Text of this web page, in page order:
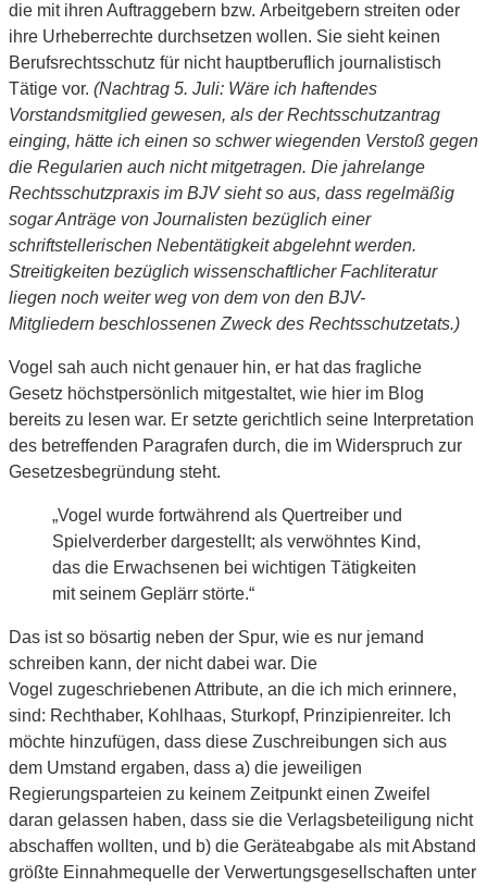
die mit ihren Auftraggebern bzw. Arbeitgebern streiten oder
ihre Urheberrechte durchsetzen wollen. Sie sieht keinen
Berufsrechtsschutz für nicht hauptberuflich journalistisch
Tätige vor. (Nachtrag 5. Juli: Wäre ich haftendes
Vorstandsmitglied gewesen, als der Rechtsschutzantrag
einging, hätte ich einen so schwer wiegenden Verstoß gegen
die Regularien auch nicht mitgetragen. Die jahrelange
Rechtsschutzpraxis im BJV sieht so aus, dass regelmäßig
sogar Anträge von Journalisten bezüglich einer
schriftstellerischen Nebentätigkeit abgelehnt werden.
Streitigkeiten bezüglich wissenschaftlicher Fachliteratur
liegen noch weiter weg von dem von den BJV-
Mitgliedern beschlossenen Zweck des Rechtsschutzetats.)
Vogel sah auch nicht genauer hin, er hat das fragliche
Gesetz höchstpersönlich mitgestaltet, wie hier im Blog
bereits zu lesen war. Er setzte gerichtlich seine Interpretation
des betreffenden Paragrafen durch, die im Widerspruch zur
Gesetzesbegründung steht.
„Vogel wurde fortwährend als Quertreiber und
Spielverderber dargestellt; als verwöhntes Kind,
das die Erwachsenen bei wichtigen Tätigkeiten
mit seinem Geplärr störte.“
Das ist so bösartig neben der Spur, wie es nur jemand
schreiben kann, der nicht dabei war. Die
Vogel zugeschriebenen Attribute, an die ich mich erinnere,
sind: Rechthaber, Kohlhaas, Sturkopf, Prinzipienreiter. Ich
möchte hinzufügen, dass diese Zuschreibungen sich aus
dem Umstand ergaben, dass a) die jeweiligen
Regierungsparteien zu keinem Zeitpunkt einen Zweifel
daran gelassen haben, dass sie die Verlagsbeteiligung nicht
abschaffen wollten, und b) die Geräteabgabe als mit Abstand
größte Einnahmequelle der Verwertungsgesellschaften unter